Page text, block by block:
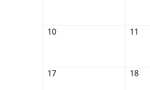
10 11
17 18